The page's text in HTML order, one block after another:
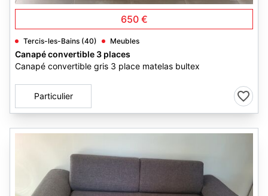
650 €
Tercis-les-Bains (40) Meubles
Canapé convertible 3 places
Canapé convertible gris 3 place matelas bultex
Particulier